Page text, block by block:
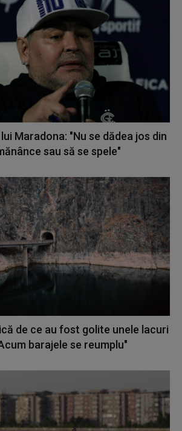
Maradona: "Nu se dădea jos din
sau să se spele"
de ce au fost golite unele lacuri
barajele se reumplu"